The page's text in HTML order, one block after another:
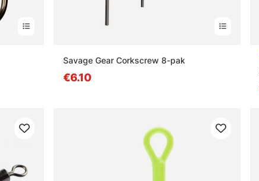
Savage Gear Corkscrew 8-pak
€6.10